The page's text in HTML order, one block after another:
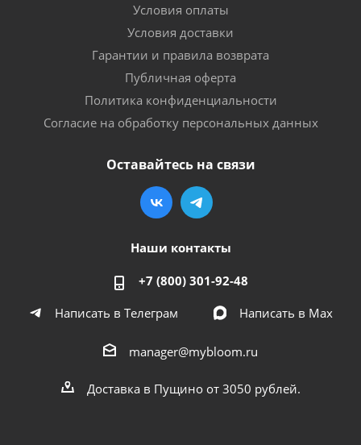
Условия оплаты
Условия доставки
Гарантии и правила возврата
Публичная оферта
Политика конфиденциальности
Согласие на обработку персональных данных
Оставайтесь на связи
Наши контакты
+7 (800) 301-92-48
Написать в Телеграм
Написать в Мах
manager@mybloom.ru
Доставка в Пущино от 3050 рублей.